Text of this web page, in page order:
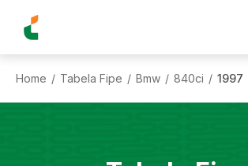
Home / Tabela Fipe / Bmw / 840ci / 1997